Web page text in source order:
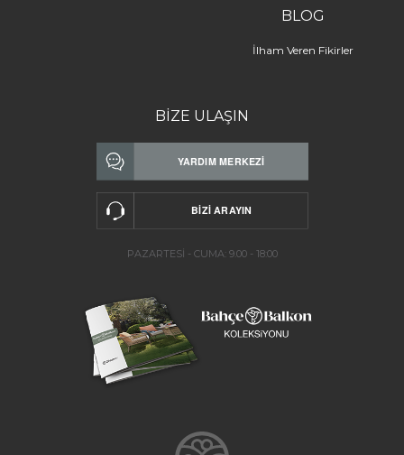
BLOG
İlham Veren Fikirler
BİZE ULAŞIN
PAZARTESİ - CUMA: 9.00 - 18:00